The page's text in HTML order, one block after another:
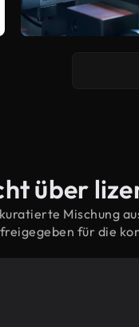
über
Mischung
für die